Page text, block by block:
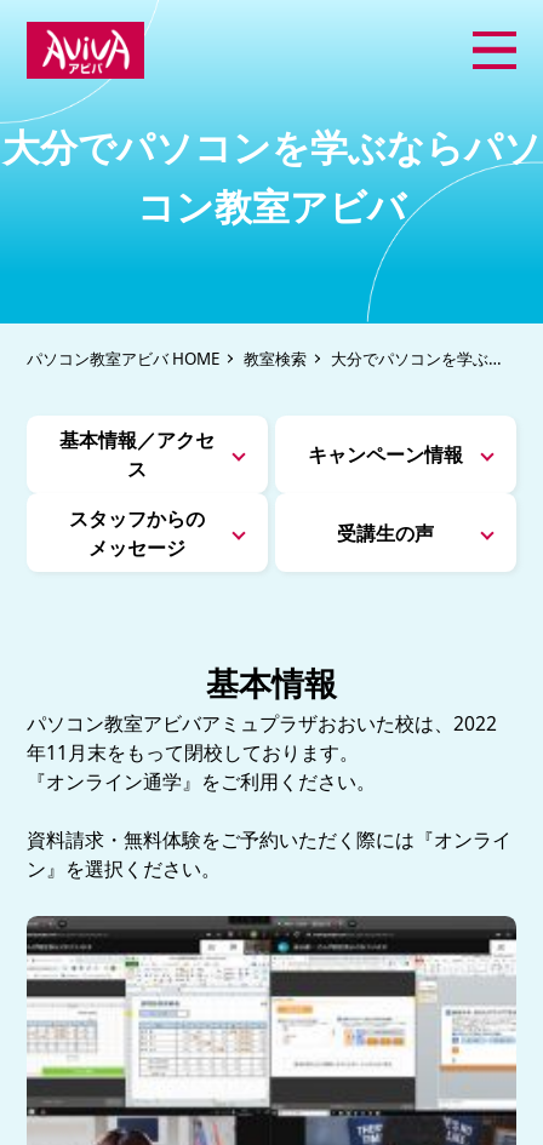
大分でパソコンを学ぶならパソ
コン教室アビバ
パソコン教室アビバ HOME 教室検索 大分でパソコンを学ぶな
らパソコン教室アビバ
基本情報／アクセ
ス
キャンペーン情報
スタッフからの
メッセージ
受講生の声
基本情報
パソコン教室アビバアミュプラザおおいた校は、2022
年11月末をもって閉校しております。
『オンライン通学』をご利用ください。
資料請求・無料体験をご予約いただく際には『オンライ
ン』を選択ください。